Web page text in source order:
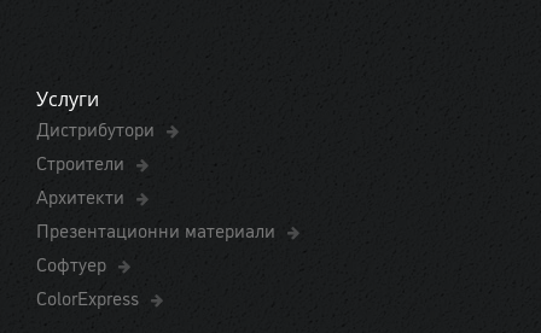
Услуги
Дистрибутори
Строители
Архитекти
Презентационни материали
Софтуер
ColorExpress